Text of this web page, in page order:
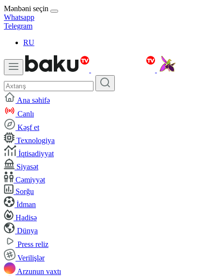
Mənbəni seçin
Whatsapp
Telegram
RU
Ana səhifə
Canlı
Kəşf et
Texnologiya
İqtisadiyyat
Siyasət
Cəmiyyət
Sorğu
İdman
Hadisə
Dünya
Press reliz
Verilişlər
Arzunun vaxtı